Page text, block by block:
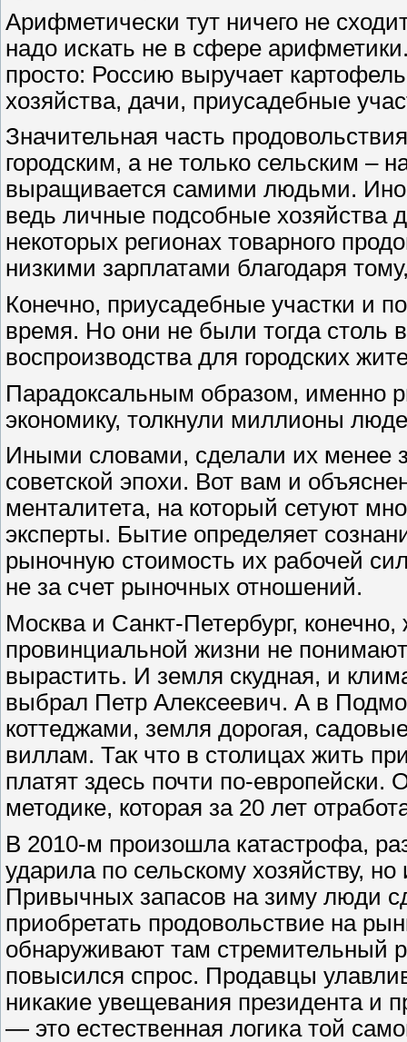
Арифметически тут ничего не
надо искать не в сфере
просто: Россию выручает
хозяйства, дачи, приусадебные
Значительная часть
городским, а не только сельским –
выращивается самими людьми.
ведь личные подсобные хозяйства
некоторых регионах товарного
низкими зарплатами благодаря
Конечно, приусадебные участки и
время. Но они не были тогда
воспроизводства для городских
Парадоксальным образом,
экономику, толкнули миллионы
Иными словами, сделали их менее
советской эпохи. Вот вам и
менталитета, на который сетуют
эксперты. Бытие определяет
рыночную стоимость их рабочей
не за счет рыночных отношений.
Москва и Санкт-Петербург,
провинциальной жизни не
вырастить. И земля скудная, и
выбрал Петр Алексеевич. А в
коттеджами, земля дорогая,
виллам. Так что в столицах жить
платят здесь почти по-европейски.
методике, которая за 20 лет
В 2010-м произошла катастрофа,
ударила по сельскому хозяйству,
Привычных запасов на зиму люди
приобретать продовольствие на
обнаруживают там стремительный
повысился спрос. Продавцы
никакие увещевания президента и
— это естественная логика той